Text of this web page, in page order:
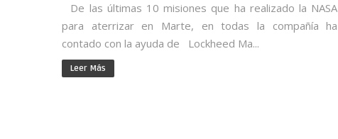
De las últimas 10 misiones que ha realizado la NASA
para aterrizar en Marte, en todas la compañía ha
contado con la ayuda de Lockheed Ma...
Leer Más